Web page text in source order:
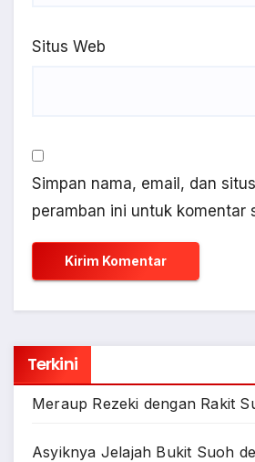
Situs Web
Simpan nama, email, dan
peramban ini untuk komentar
Terkini
Meraup Rezeki dengan Rakit
Asyiknya Jelajah Bukit Suoh